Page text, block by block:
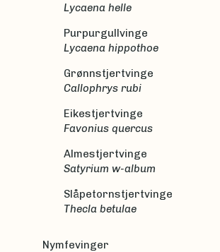
Lycaena helle
Purpurgullvinge
Lycaena hippothoe
Grønnstjertvinge
Callophrys rubi
Eikestjertvinge
Favonius quercus
Almestjertvinge
Satyrium w-album
Slåpetornstjertvinge
Thecla betulae
Nymfevinger